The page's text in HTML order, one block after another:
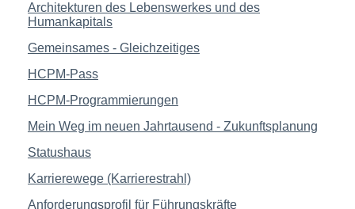
Architekturen des Lebenswerkes und des
Humankapitals
Gemeinsames - Gleichzeitiges
HCPM-Pass
HCPM-Programmierungen
Mein Weg im neuen Jahrtausend - Zukunftsplanung
Statushaus
Karrierewege (Karrierestrahl)
Anforderungsprofil für Führungskräfte